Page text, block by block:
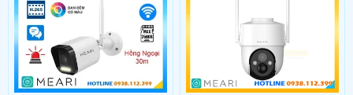
nghiệt, chống chịu mưa gió, tích hợp
mic loa đàm thoại, phát hiện người
phương tiện và giám sát ban đêm
có màu sắ
động chống trộm chuyên dụng này.